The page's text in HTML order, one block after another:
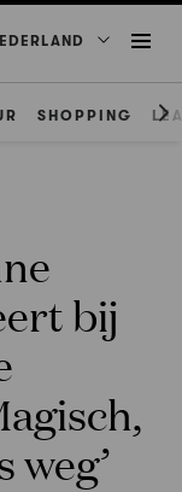
SHOPPING
bij
weg’